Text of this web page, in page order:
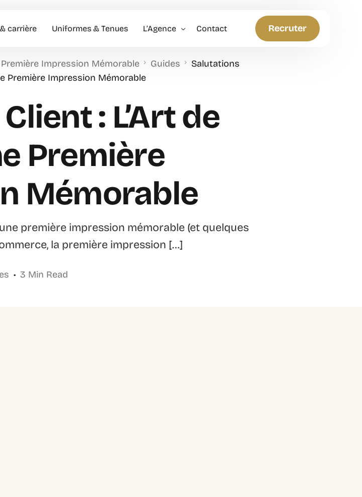
carrière Uniformes & Tenues L’Agence
Politique RH
Contact Recruter
Impression Mémorable Guides
Salutations
Première Impression Mémorable
: L’Art de
Première
Mémorable
première impression mémorable (et quelques
la première impression […]
3 Min Read